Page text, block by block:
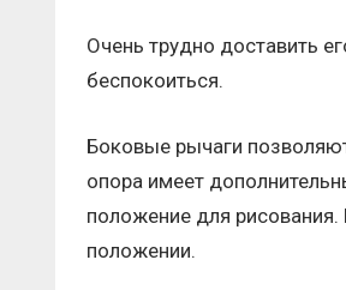
Очень трудно доставить
беспокоиться.
Боковые рычаги
опора имеет
положение для
положении.